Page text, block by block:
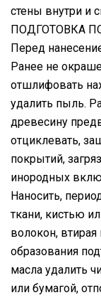
стены внутри и
ПОДГОТОВКА
Перед
Ранее не
отшлифовать
удалить пыль.
древесину
отциклевать,
покрытий,
инородных
Наносить,
ткани, кистью
волокон,
образования
масла удалить
или бумагой,